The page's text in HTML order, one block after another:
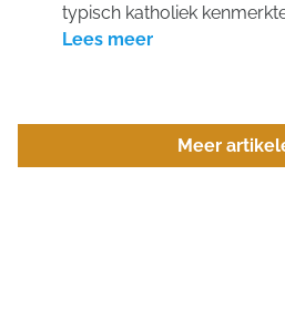
typisch katholiek
Lees meer
Meer